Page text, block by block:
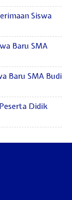
Siswa
Baru SMA
Baru SMA Budi
Didik